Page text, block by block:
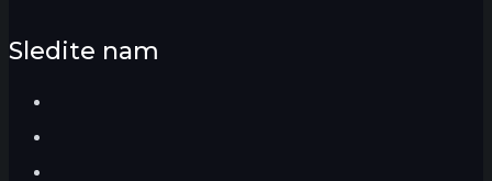
Sledite nam